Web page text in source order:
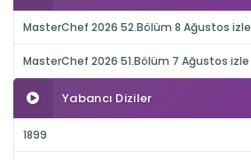
MasterChef 2026 52.Bölüm 8 Ağustos izle
MasterChef 2026 51.Bölüm 7 Ağustos izle
Yabancı Diziler
1899